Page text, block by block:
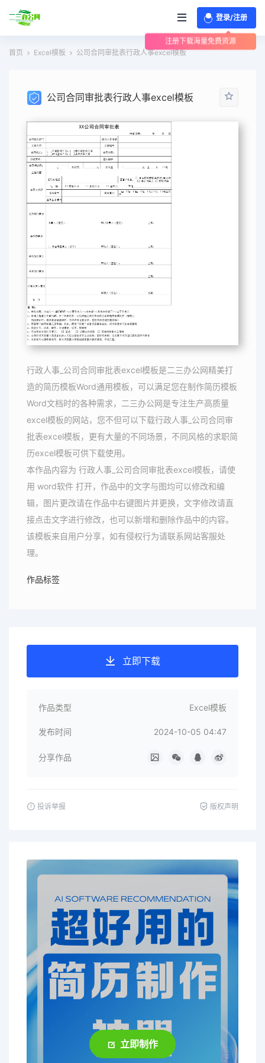
登录/注册
注册下载海量免费资源
首页
Excel模板 公司合同审批表行政人事excel模板
公司合同审批表行政人事excel模板
行政人事_公司合同审批表excel模板是二三办公网精美打
造的简历模板Word通用模板，可以满足您在制作简历模板
Word文档时的各种需求，二三办公网是专注生产高质量
excel模板的网站，您不但可以下载行政人事_公司合同审
批表excel模板，更有大量的不同场景，不同风格的求职简
历excel模板可供下载使用。
本作品内容为 行政人事_公司合同审批表excel模板，请使
用 word软件 打开，作品中的文字与图均可以修改和编
辑，图片更改请在作品中右键图片并更换，文字修改请直
接点击文字进行修改，也可以新增和删除作品中的内容。
该模板来自用户分享，如有侵权行为请联系网站客服处
理。
作品标签
立即下载
作品类型 Excel模板
发布时间 2024-10-05 04:47
分享作品
投诉举报 版权声明
立即制作